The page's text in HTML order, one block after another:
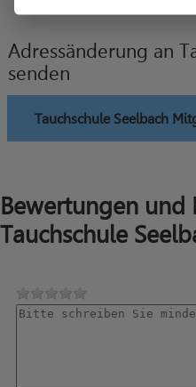
Adressänderung an
senden
Tauchschule Seelbach
Bewertungen
Tauchschule